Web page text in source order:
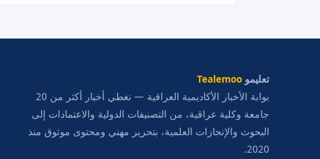
تعليمو Tealemoo
بوابة الأخبار الأكاديمية العراقية — نغطي أخبار أكثر من 20
جامعة وكلية عراقية، من التصنيفات الدولية والاعتمادات إلى
البحوث والإنجازات العلمية، بتحرير مهني ومحتوى موثوق منذ
2020.